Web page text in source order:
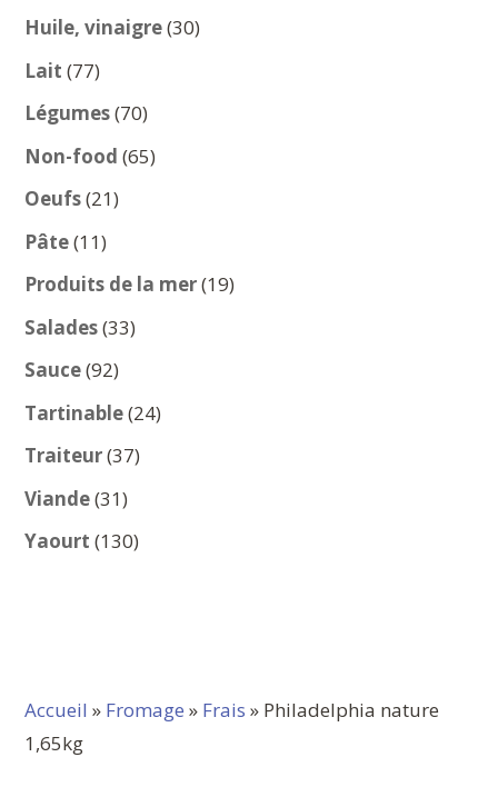
produits
Huile, vinaigre 3030
Lait 7777
produits
Légumes 7070
produits
Non-food 6565
Oeufs 2121
Pâte 1111
produits
Produits de la mer 1919
Salades 3333
Sauce 9292
produits
Tartinable 2424
Traiteur 3737
Viande 3131
produits
Yaourt 130130
Accueil » Fromage » Frais » Philadelphia nature
1,65kg